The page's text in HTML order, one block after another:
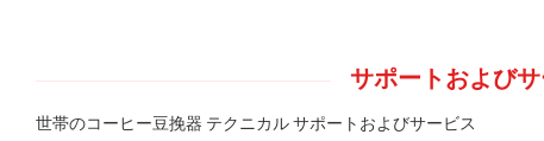
サポートおよび
世帯のコーヒー豆挽器 テクニカル サポートおよびサービス